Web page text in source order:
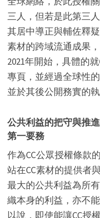
三人，但若是此第三
其居中導正與輔佐釋
素材的跨域流通成果
2021年開始，具體的
專頁，並經過全球性
並於其後公開務實的執
公共利益的把守與推
第一要務
作為CC公眾授權條款
站在CC素材的提供者
最大的公共利益為所
織本身的利益，亦不
以說，即使能讓CC授